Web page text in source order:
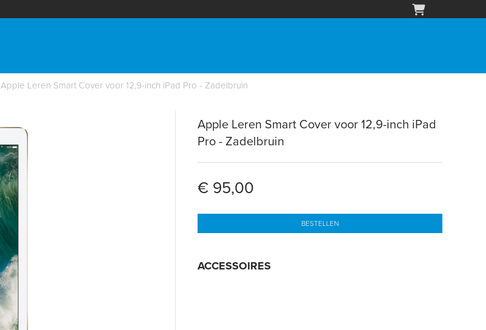
Apple Leren Smart Cover voor 12,9-inch iPad Pro - Zadelbruin
Apple Leren Smart Cover voor 12,9-inch iPad
Pro - Zadelbruin
€ 95,00
BESTELLEN
ACCESSOIRES